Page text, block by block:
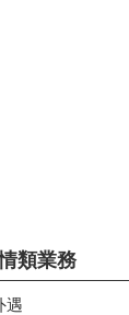
類業務
遇